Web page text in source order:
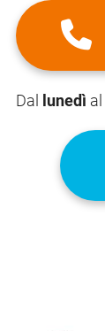
Dal lunedì al